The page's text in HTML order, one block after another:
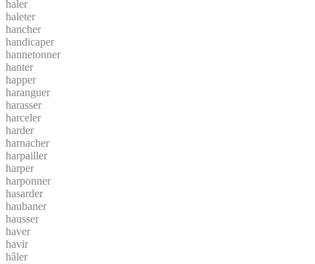
haler
haleter
hancher
handicaper
hannetonner
hanter
happer
haranguer
harasser
harceler
harder
harnacher
harpailler
harper
harponner
hasarder
haubaner
hausser
haver
havir
hâler